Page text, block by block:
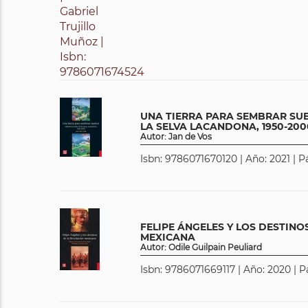
UNA TIERRA PARA SEMBRAR
LA SELVA LACANDONA, 1950-
Autor: Jan de Vos
Isbn: 9786071670120 | Año: 2021 |
FELIPE ÁNGELES Y LOS
MEXICANA
Autor: Odile Guilpain Peuliard
Isbn: 9786071669117 | Año: 2020 |